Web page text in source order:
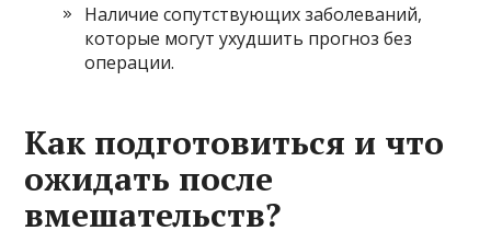
Наличие сопутствующих заболеваний,
которые могут ухудшить прогноз без
операции.
Как подготовиться и что
ожидать после
вмешательств?